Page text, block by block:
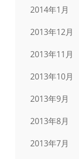
2014年1月
2013年12月
2013年11月
2013年10月
2013年9月
2013年8月
2013年7月